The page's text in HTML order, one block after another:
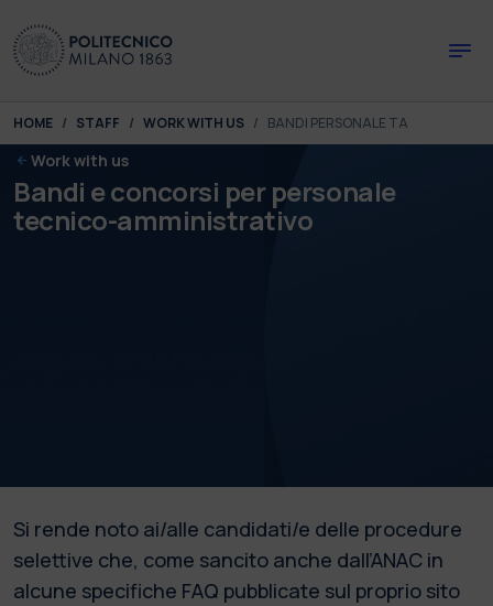
You are here:
HOME STAFF WORK WITH US BANDI PERSONALE TA
Work with us
Bandi e concorsi per personale
tecnico-amministrativo
Si rende noto ai/alle candidati/e delle procedure
selettive che, come sancito anche dall’ANAC in
alcune specifiche FAQ pubblicate sul proprio sito